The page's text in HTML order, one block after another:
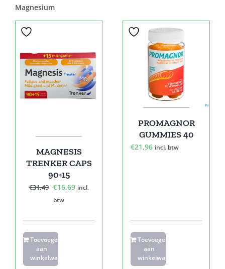
Magnesium
MAGNESIS
TRENKER CAPS
90+15
€31,49 Oorspronkelijke
prijs
€31,49.
€16,69Huidige
€16,69.
incl.
btw
Toevoegen
aan
winkelwagen
PROMAGNOR
GUMMIES 40
€21,96 incl. btw
Toevoegen
aan
winkelwagen